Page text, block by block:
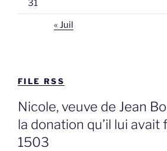
31
« Juil
FILE RSS
Nicole, veuve de Jean
la donation qu’il lui avait
1503